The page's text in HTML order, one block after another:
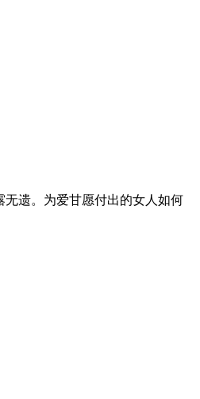
遗。为爱甘愿付出的女人如何